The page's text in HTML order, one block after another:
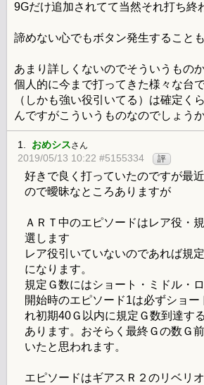
9Gだけ追加されてて当然それ打ち終
諦めない心でもボタン発生すること
あまり詳しくないのでそういうもの
個人的に今まで打ってきた様々な台
（しかも強い役引いてる）は確定く
んですがこういうものなのでしょう
1. おめシスさん
2019/05/13 10:22 #5155334 評
好きで良く打っていたのですが最
ので曖昧なところありますが
ＡＲＴ中のエピソードはレア役・
選します
レア役引いていないのであれば規
になります。
規定Ｇ数にはショート・ミドル・
開始時のエピソード1は必ずショー
れ初期40Ｇ以内に規定Ｇ数到達す
あります。おそらく最終Ｇの数Ｇ
いたと思われます。
エピソードはギアスＲ２のリベリ